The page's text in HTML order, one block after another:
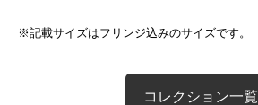
※記載サイズはフリンジ込みのサイズです。
コレクション一覧